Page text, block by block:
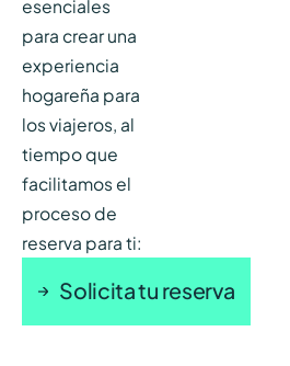
esenciales
para crear una
experiencia
hogareña para
los viajeros, al
tiempo que
facilitamos el
proceso de
reserva para ti:
Solicita tu reserva